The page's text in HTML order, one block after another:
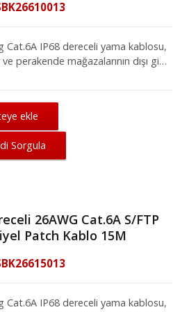
Cat.6A IP68 dereceli yama kablosu,
perakende mağazalarının dışı gibi
bağlamak için ideal bir
su geçirmez yama kablosu, BT
toz, kalıntı veya ıslak koşullardan
Kablo ayrıca 500MHz bant
böylece bir IP kamerasında
IP68 dereceli seri ürünler
düşüş olmadan dayanabilir. Su
ürünler hakkında daha fazla ilginiz
ekle
Sorgula
26AWG Cat.6A S/FTP
Patch Kablo 15M
Cat.6A IP68 dereceli yama kablosu,